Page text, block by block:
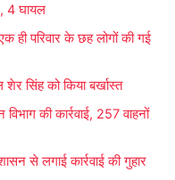
4 घायल
ही परिवार के छह लोगों की गई
सिंह को किया बर्खास्त
की कार्रवाई, 257 वाहनों
से लगाई कार्रवाई की गुहार